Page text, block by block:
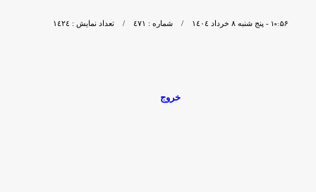
١٠:٥٦ - پنج شنبه ٨ خرداد ١٤٠٤ / شماره : ٤٧١ / تعداد نمایش : ١٤٢٤
خروج